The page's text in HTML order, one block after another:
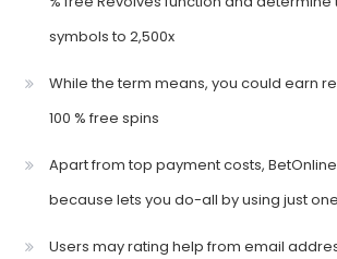
symbols to 2,500x
While the term means, you could earn
100 % free spins
Apart from top payment costs,
because lets you do-all by using just
Users may rating help from email